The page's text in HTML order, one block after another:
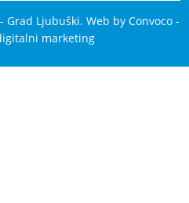
Grad Ljubuški. Web by Convoco -
marketing